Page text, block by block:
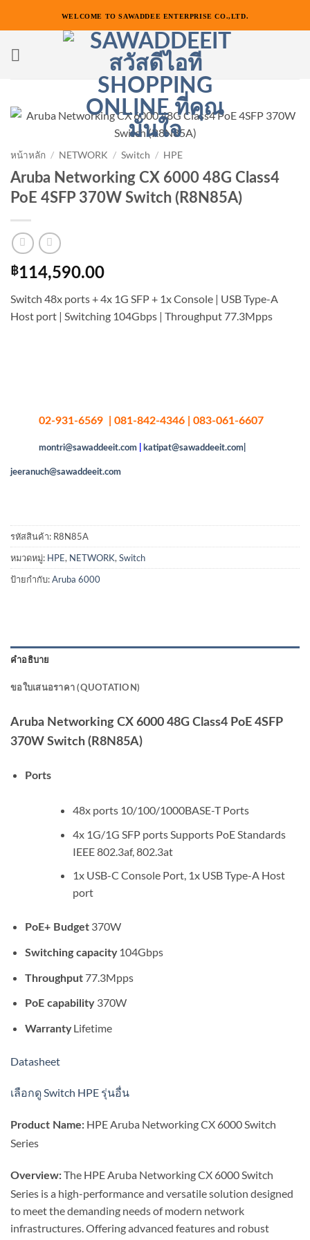
เนื้อหา
WELCOME TO SAWADDEE ENTERPRISE CO.,LTD.
หน้าหลัก / NETWORK / Switch / HPE
Aruba Networking CX 6000 48G Class4
PoE 4SFP 370W Switch (R8N85A)
฿114,590.00
Switch 48x ports + 4x 1G SFP + 1x Console | USB Type-A
Host port | Switching 104Gbps | Throughput 77.3Mpps
02-931-6569 | 081-842-4346 | 083-061-6607
montri@sawaddeeit.com katipat@sawaddeeit.com|
jeeranuch@sawaddeeit.com
รหัสสินค้า: R8N85A
หมวดหมู่: HPE, NETWORK, Switch
ป้ายกำกับ:Aruba 6000
คำอธิบาย
ขอใบเสนอราคา (QUOTATION)
Aruba Networking CX 6000 48G Class4 PoE 4SFP
370W Switch (R8N85A)
Ports
48x ports 10/100/1000BASE-T Ports
4x 1G/1G SFP ports Supports PoE Standards
IEEE 802.3af, 802.3at
1x USB-C Console Port, 1x USB Type-A Host
port
PoE+ Budget370W
Switching capacity104Gbps
Throughput77.3Mpps
PoE capability 370W
WarrantyLifetime
Datasheet
เลือกดู Switch HPE รุ่นอื่น
Product Name: HPE Aruba Networking CX 6000 Switch
Series
Overview:The HPE Aruba Networking CX 6000 Switch
Series is a high-performance and versatile solution designed
to meet the demanding needs of modern network
infrastructures. Offering advanced features and robust